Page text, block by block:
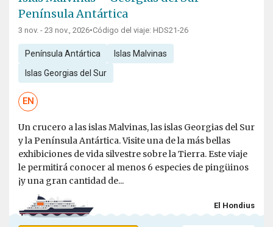
Península Antártica
3 nov. - 23 nov., 2026•Código del viaje: HDS21-26
Península Antártica Islas Malvinas
Islas Georgias del Sur
EN
Un crucero a las islas Malvinas, las islas Georgias del Sur
y la Península Antártica. Visite una de la más bellas
exhibiciones de vida silvestre sobre la Tierra. Este viaje
le permitirá conocer al menos 6 especies de pingüinos
¡y una gran cantidad de...
El Hondius